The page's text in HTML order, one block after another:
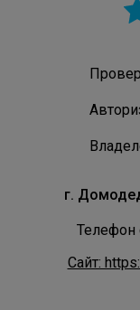
г.
Телефон
Сайт: